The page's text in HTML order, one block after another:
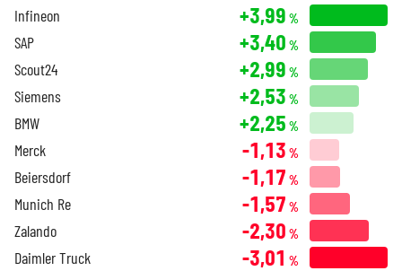
Infineon +3,99 %
SAP +3,40 %
Scout24 +2,99 %
Siemens +2,53 %
BMW +2,25 %
Merck -1,13 %
Beiersdorf -1,17 %
Munich Re -1,57 %
Zalando -2,30 %
Daimler Truck -3,01 %